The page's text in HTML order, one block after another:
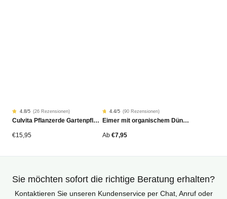
Rated
4.77
von
26
Kundenstimmen
4.8/5 (26 Rezensionen)
Culvita Pflanzerde Gartenpflanzen, Bäume & Hecken BIO 40L
€15,95
Rated
4.42
von
90
Kundenstimmen
4.4/5 (90 Rezensionen)
Eimer mit organischem Dünger
Ab €7,95
Sie möchten sofort die richtige Beratung erhalten?
Kontaktieren Sie unseren Kundenservice per Chat, Anruf oder